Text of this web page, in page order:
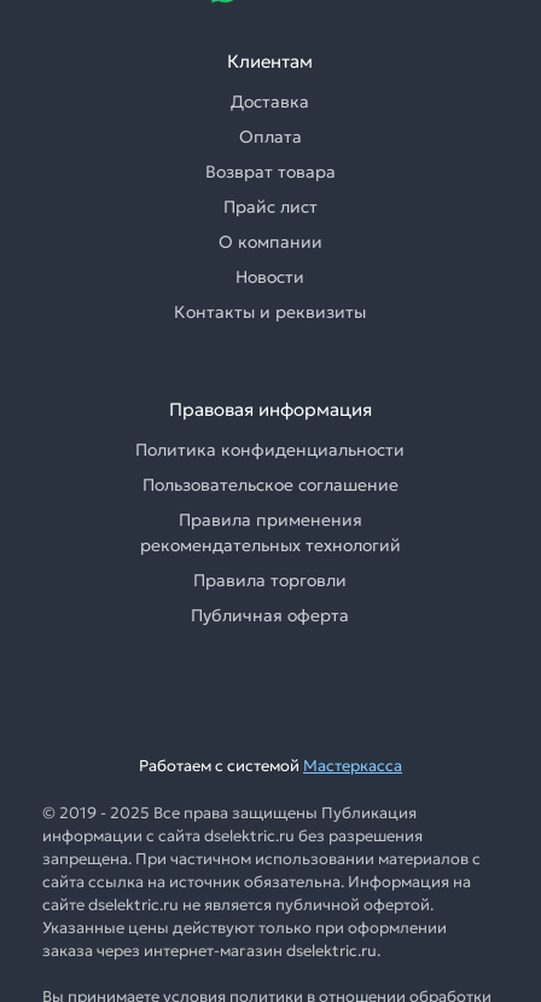
Клиентам
Доставка
Оплата
Возврат товара
Прайс лист
О компании
Новости
Контакты и реквизиты
Правовая информация
Политика конфиденциальности
Пользовательское соглашение
Правила применения
рекомендательных технологий
Правила торговли
Публичная оферта
Работаем с системой Мастеркасса
© 2019 - 2025 Все права защищены Публикация
информации с сайта dselektric.ru без разрешения
запрещена. При частичном использовании материалов с
сайта ссылка на источник обязательна. Информация на
сайте dselektric.ru не является публичной офертой.
Указанные цены действуют только при оформлении
заказа через интернет-магазин dselektric.ru.
Вы принимаете условия политики в отношении обработки